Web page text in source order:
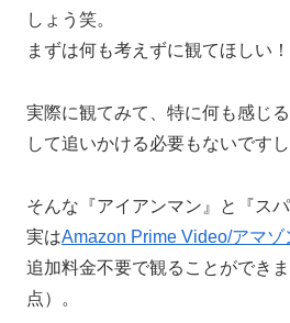
しょう笑。
まずは何も考えずに観てほしい！
実際に観てみて、特に何も感じ
して追いかける必要もないですし
そんな『アイアンマン』と『ス
実はAmazon Prime Video/アマゾ
追加料金不要で観ることができ
点）。